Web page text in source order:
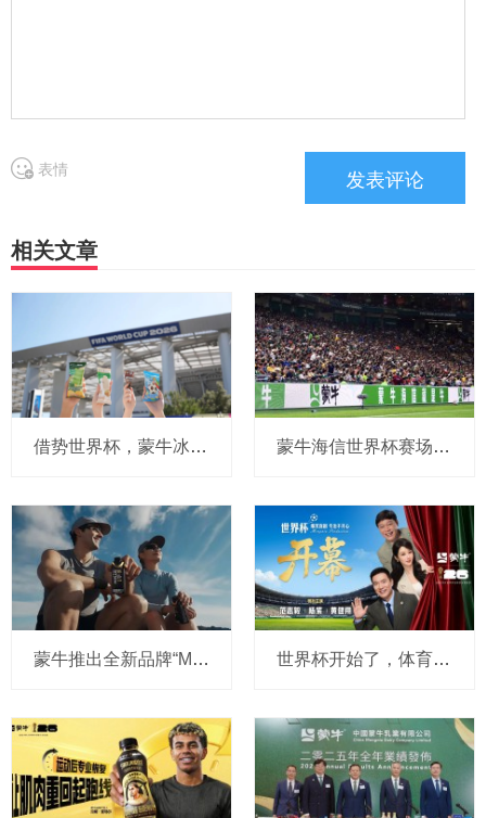
表情
相关文章
借势世界杯，蒙牛冰品切入北美市场，抢占百亿冰淇淋高地 蒙牛海信世界杯赛场抱团“喊话”，中国品牌出海有了新玩法
蒙牛推出全新品牌“M-PLUS每日蛋白”：强攻专业蛋白赛道，高飞剧透将推出更多硬核产品 世界杯开始了，体育营销“头部玩家”蒙牛，让“开幕”成为品牌的长线叙事